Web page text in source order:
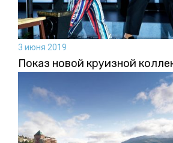
3 июня 2019
Показ новой круизной